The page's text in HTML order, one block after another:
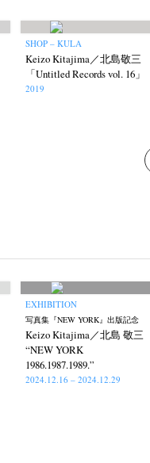
SHOP – KULA
Keizo Kitajima／北島敬三
「Untitled Records vol. 16」
2019
EXHIBITION
写真集『NEW YORK』出版記念
Keizo Kitajima／北島 敬三
“NEW YORK
1986.1987.1989.”
2024.12.16 – 2024.12.29